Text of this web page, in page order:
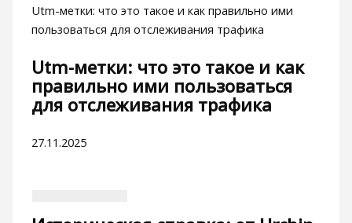
Utm-метки: что это такое и как правильно ими
пользоваться для отслеживания трафика
Utm-метки: что это такое и как
правильно ими пользоваться
для отслеживания трафика
27.11.2025